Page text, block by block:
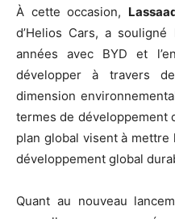
À cette occasion,
d’Helios Cars, a
années avec BYD et
développer à travers
dimension
termes de développement
plan global visent à mettre
développement global
Quant au nouveau